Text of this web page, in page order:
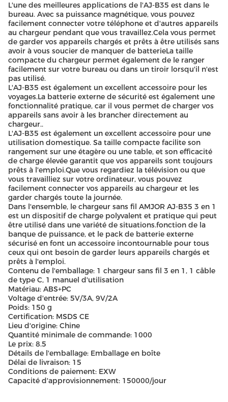
L'une des meilleures applications de l'AJ-B35 est dans le
bureau. Avec sa puissance magnétique, vous pouvez
facilement connecter votre téléphone et d'autres appareils
au chargeur pendant que vous travaillez.Cela vous permet
de garder vos appareils chargés et prêts à être utilisés sans
avoir à vous soucier de manquer de batterieLa taille
compacte du chargeur permet également de le ranger
facilement sur votre bureau ou dans un tiroir lorsqu'il n'est
pas utilisé.
L'AJ-B35 est également un excellent accessoire pour les
voyages.La batterie externe de sécurité est également une
fonctionnalité pratique, car il vous permet de charger vos
appareils sans avoir à les brancher directement au
chargeur..
L'AJ-B35 est également un excellent accessoire pour une
utilisation domestique. Sa taille compacte facilite son
rangement sur une étagère ou une table, et son efficacité
de charge élevée garantit que vos appareils sont toujours
prêts à l'emploi.Que vous regardiez la télévision ou que
vous travailliez sur votre ordinateur, vous pouvez
facilement connecter vos appareils au chargeur et les
garder chargés toute la journée.
Dans l'ensemble, le chargeur sans fil AMJOR AJ-B35 3 en 1
est un dispositif de charge polyvalent et pratique qui peut
être utilisé dans une variété de situations.fonction de la
banque de puissance, et le pack de batterie externe
sécurisé en font un accessoire incontournable pour tous
ceux qui ont besoin de garder leurs appareils chargés et
prêts à l'emploi.
Contenu de l'emballage: 1 chargeur sans fil 3 en 1, 1 câble
de type C, 1 manuel d'utilisation
Matériau: ABS+PC
Voltage d'entrée: 5V/3A, 9V/2A
Poids: 150 g
Certification: MSDS CE
Lieu d'origine: Chine
Quantité minimale de commande: 1000
Le prix: 8.5
Détails de l'emballage: Emballage en boîte
Délai de livraison: 15
Conditions de paiement: EXW
Capacité d'approvisionnement: 150000/jour